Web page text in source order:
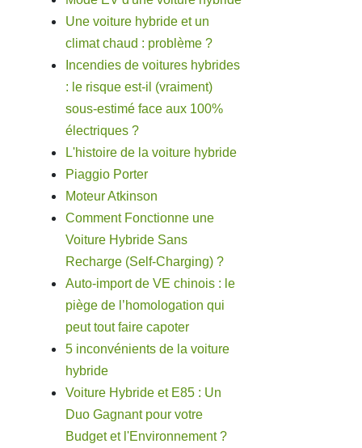
Une voiture hybride et un
climat chaud : problème ?
Incendies de voitures hybrides
: le risque est-il (vraiment)
sous-estimé face aux 100%
électriques ?
L'histoire de la voiture hybride
Piaggio Porter
Moteur Atkinson
Comment Fonctionne une
Voiture Hybride Sans
Recharge (Self-Charging) ?
Auto-import de VE chinois : le
piège de l’homologation qui
peut tout faire capoter
5 inconvénients de la voiture
hybride
Voiture Hybride et E85 : Un
Duo Gagnant pour votre
Budget et l'Environnement ?